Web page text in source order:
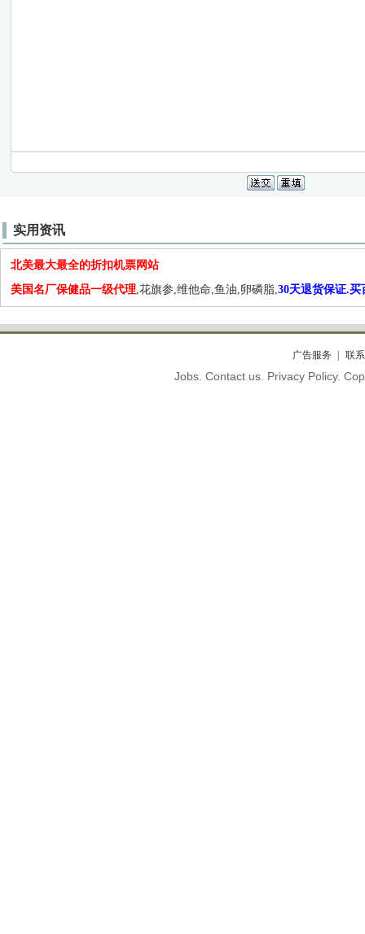
实用资讯
北美最大最全的折扣机票网站
美国名厂保健品一级代理,花旗参,维他命,鱼油,卵磷脂,30天退货保证.买
广告服务 联
Jobs. Contact us. Privacy Policy.